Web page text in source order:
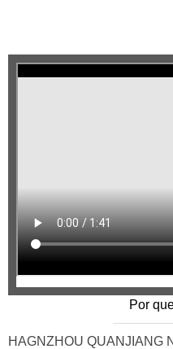
Por
HAGNZHOU QUANJIANG